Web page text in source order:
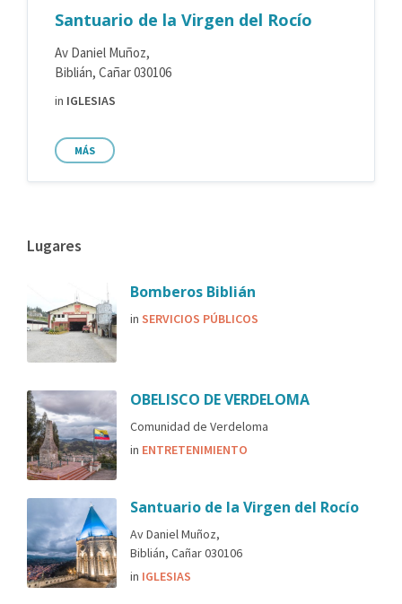
Santuario de la Virgen del Rocío
Av Daniel Muñoz,
Biblián, Cañar 030106
in IGLESIAS
MÁS
Lugares
Bomberos Biblián
in SERVICIOS PÚBLICOS
OBELISCO DE VERDELOMA
Comunidad de Verdeloma
in ENTRETENIMIENTO
Santuario de la Virgen del Rocío
Av Daniel Muñoz,
Biblián, Cañar 030106
in IGLESIAS